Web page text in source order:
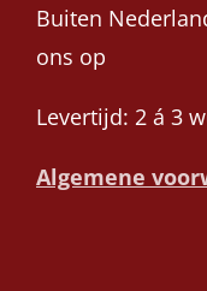
Buiten
ons op
Levertijd: 2 á 3
Algemene